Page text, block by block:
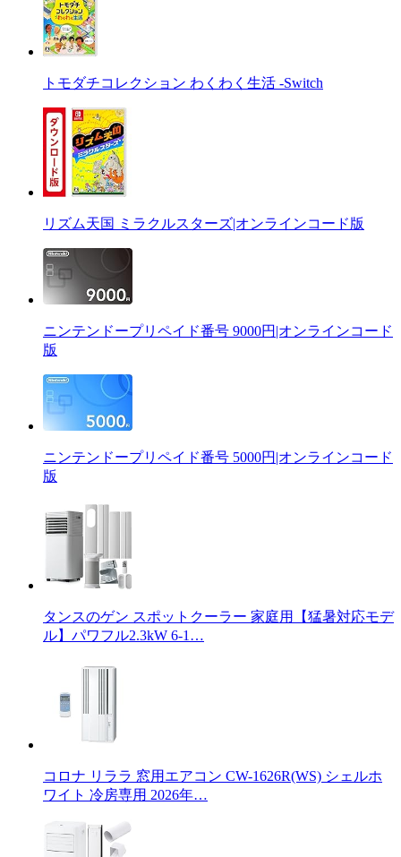
トモダチコレクション わくわく生活 -Switch
リズム天国 ミラクルスターズ|オンラインコード版
ニンテンドープリペイド番号 9000円|オンラインコード
版
ニンテンドープリペイド番号 5000円|オンラインコード
版
タンスのゲン スポットクーラー 家庭用【猛暑対応モデ
ル】パワフル2.3kW 6-1…
コロナ リララ 窓用エアコン CW-1626R(WS) シェルホ
ワイト 冷房専用 2026年…